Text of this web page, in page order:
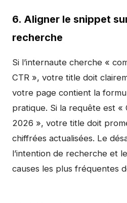
6. Aligner le snippet
recherche
Si l’internaute cherche «
CTR », votre title doit
votre page contient la
pratique. Si la requête est «
2026 », votre title doit
chiffrées actualisées. Le
l’intention de recherche et
causes les plus fréquentes